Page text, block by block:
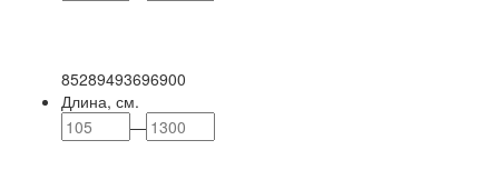
85289493696900
Длина, см.
—